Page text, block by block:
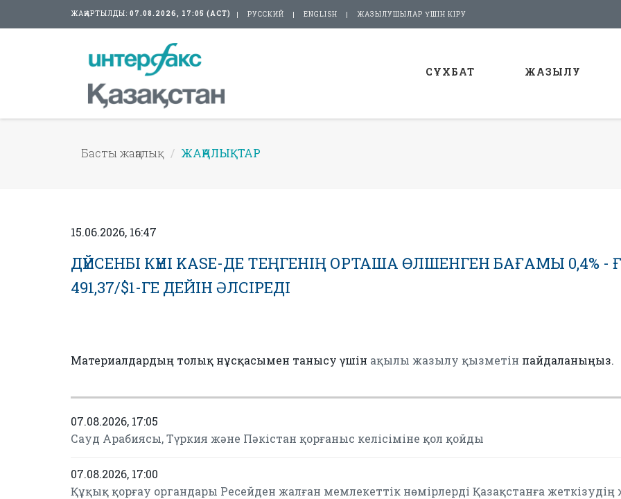
ЖАҢАРТЫЛДЫ: 07.08.2026, 17:05 (АСТ) РУССКИЙ ENGLISH ЖАЗЫЛУШЫЛАР ҮШІН КІРУ
СҰХБАТ ЖАЗЫЛУ
Басты жаңалық ЖАҢАЛЫҚТАР
15.06.2026, 16:47
ДҮЙСЕНБІ КҮНІ KASE-ДЕ ТЕҢГЕНІҢ ОРТАША ӨЛШЕНГЕН БАҒАМЫ 0,4% -
491,37/$1-ГЕ ДЕЙІН ӘЛСІРЕДІ
Материалдардың толық нұсқасымен танысу үшін ақылы жазылу қызметін пайдаланыңыз.
07.08.2026, 17:05
Сауд Арабиясы, Түркия және Пәкістан қорғаныс келісіміне қол қойды
07.08.2026, 17:00
Құқық қорғау органдары Ресейден жалған мемлекеттік нөмірлерді Қазақстанға